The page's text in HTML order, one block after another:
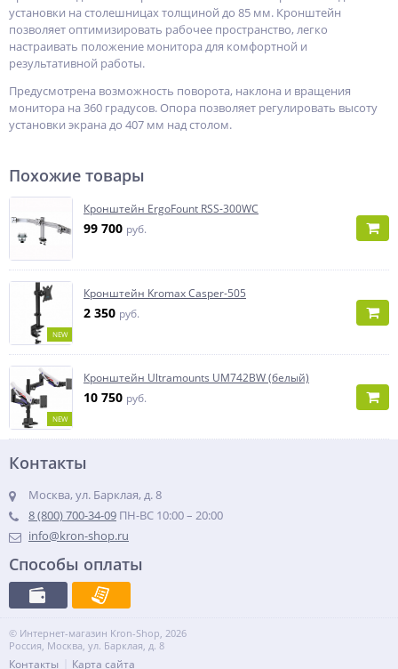
установки на столешницах толщиной до 85 мм. Кронштейн
позволяет оптимизировать рабочее пространство, легко
настраивать положение монитора для комфортной и
результативной работы.
Предусмотрена возможность поворота, наклона и вращения
монитора на 360 градусов. Опора позволяет регулировать высоту
установки экрана до 407 мм над столом.
Похожие товары
Кронштейн ErgoFount RSS-300WC
99 700 руб.
NEW
Кронштейн Kromax Casper-505
2 350 руб.
NEW
Кронштейн Ultramounts UM742BW (белый)
10 750 руб.
Контакты
Москва, ул. Барклая, д. 8
8 (800) 700-34-09 ПН-ВС 10:00 – 20:00
info@kron-shop.ru
Способы оплаты
© Интернет-магазин Kron-Shop, 2026
Россия, Москва, ул. Барклая, д. 8
Контакты Карта сайта